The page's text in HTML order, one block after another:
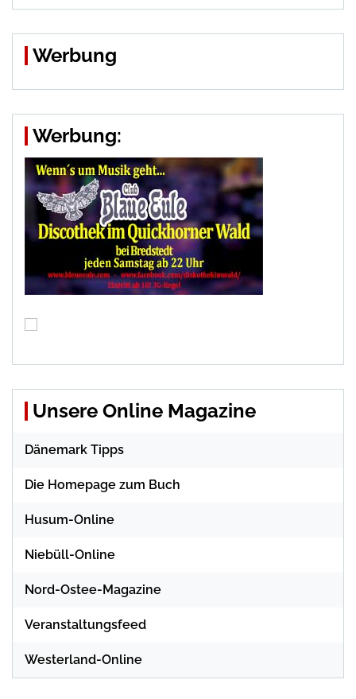
Werbung
Werbung:
Unsere Online Magazine
Dänemark Tipps
Die Homepage zum Buch
Husum-Online
Niebüll-Online
Nord-Ostee-Magazine
Veranstaltungsfeed
Westerland-Online